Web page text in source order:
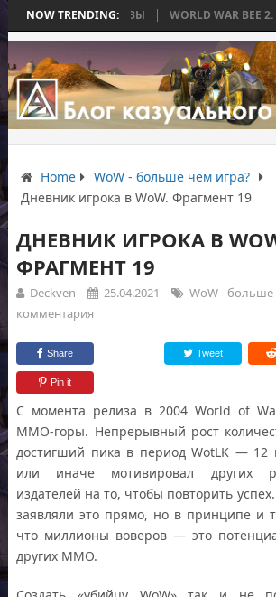
NOW TRENDING:
БЕЗ БИТВЫ WORLD WAR BEE 2. ЧАСТЬ
Home
WoW - больше чем игра?
Дневник игрока в WoW. Фрагмент 19
ДНЕВНИК ИГРОКА В
ФРАГМЕНТ 19
Deckven 25.04.2021 WoW - больше
комментария
Share Tweet
Pin it
С момента релиза в 2004 World of
ММО-горы. Непрерывный рост
достигший пика в период WotLK — 12
или иначе мотивировал других
издателей на то, чтобы повторить
заявляли это прямо, но в принципе и
что миллионы воверов — это
других ММО.